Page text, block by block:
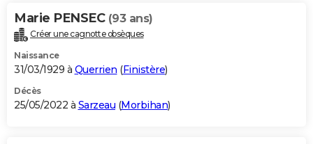
Marie PENSEC (93 ans)
Créer une cagnotte obsèques
Naissance
31/03/1929 à Querrien (Finistère)
Décès
25/05/2022 à Sarzeau (Morbihan)